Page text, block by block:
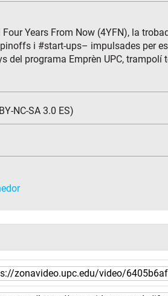
Years From Now (4YFN), la
i #start-ups– impulsades per
del programa Emprèn UPC,
NC-SA 3.0 ES)